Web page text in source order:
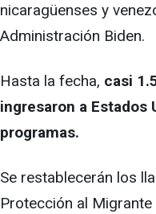
nicaragüenses y
Administración Biden.
Hasta la fecha, casi
ingresaron a Estados
programas.
Se restablecerán los
Protección al